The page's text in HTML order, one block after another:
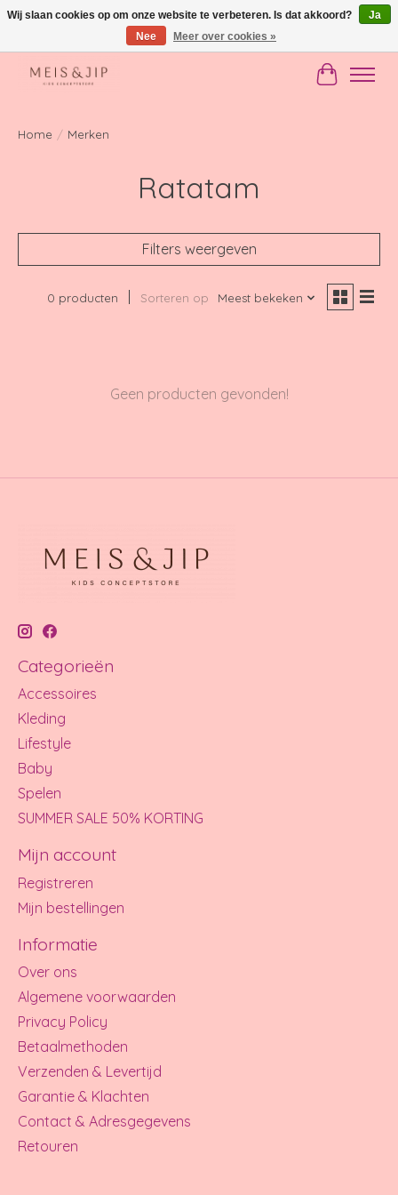
Gratis verzending in NL vanaf €150
Home / Merken
Ratatam
Filters weergeven
0 producten Sorteren op Meest bekeken
Geen producten gevonden!
Categorieën
Accessoires
Kleding
Lifestyle
Baby
Spelen
SUMMER SALE 50% KORTING
Mijn account
Registreren
Mijn bestellingen
Informatie
Over ons
Algemene voorwaarden
Privacy Policy
Betaalmethoden
Verzenden & Levertijd
Garantie & Klachten
Contact & Adresgegevens
Retouren
Wij slaan cookies op om onze website te verbeteren. Is dat akkoord?
Ja
Nee
Meer over cookies »